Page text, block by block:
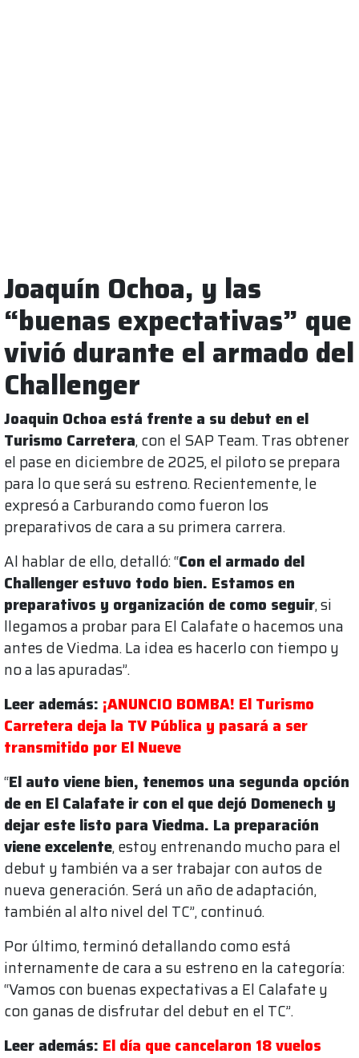
Joaquín Ochoa, y las
“buenas expectativas” que
vivió durante el armado del
Challenger
Joaquin Ochoa está frente a su debut en el
Turismo Carretera, con el SAP Team. Tras obtener
el pase en diciembre de 2025, el piloto se prepara
para lo que será su estreno. Recientemente, le
expresó a Carburando como fueron los
preparativos de cara a su primera carrera.
Al hablar de ello, detalló: “Con el armado del
Challenger estuvo todo bien. Estamos en
preparativos y organización de como seguir, si
llegamos a probar para El Calafate o hacemos una
antes de Viedma. La idea es hacerlo con tiempo y
no a las apuradas”.
Leer además: ¡ANUNCIO BOMBA! El Turismo
Carretera deja la TV Pública y pasará a ser
transmitido por El Nueve
“El auto viene bien, tenemos una segunda opción
de en El Calafate ir con el que dejó Domenech y
dejar este listo para Viedma. La preparación
viene excelente, estoy entrenando mucho para el
debut y también va a ser trabajar con autos de
nueva generación. Será un año de adaptación,
también al alto nivel del TC”, continuó.
Por último, terminó detallando como está
internamente de cara a su estreno en la categoría:
“Vamos con buenas expectativas a El Calafate y
con ganas de disfrutar del debut en el TC”.
Leer además: El día que cancelaron 18 vuelos